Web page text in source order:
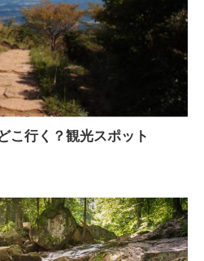
こ行く？観光スポット